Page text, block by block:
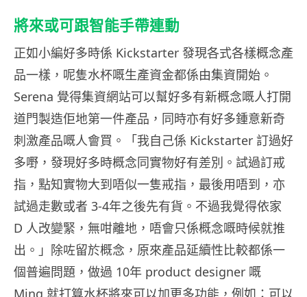
將來或可跟智能手帶連動
正如小編好多時係 Kickstarter 發現各式各樣概念產
品一樣，呢隻水杯嘅生產資金都係由集資開始。
Serena 覺得集資網站可以幫好多有新概念嘅人打開
道門製造佢地第一件產品，同時亦有好多鍾意新奇
刺激產品嘅人會買。「我自己係 Kickstarter 訂過好
多嘢，發現好多時概念同實物好有差別。試過訂戒
指，點知實物大到唔似一隻戒指，最後用唔到，亦
試過走數或者 3-4年之後先有貨。不過我覺得依家
D 人改變緊，無咁離地，唔會只係概念嘅時候就推
出。」除咗留於概念，原來產品延續性比較都係一
個普遍問題，做過 10年 product designer 嘅
Ming 就打算水杯將來可以加更多功能，例如：可以